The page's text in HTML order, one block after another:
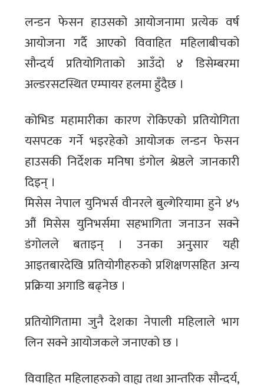
लन्डन फेसन हाउसको आयोजनामा प्रत्येक वर्ष
आयोजना गर्दै आएको विवाहित महिलाबीचको
सौन्दर्य प्रतियोगिताको आउँदो ४ डिसेम्बरमा
अल्डरसटस्थित एम्पायर हलमा हुँदैछ ।
कोभिड महामारीका कारण रोकिएको प्रतियोगिता
यसपटक गर्ने भइरहेको आयोजक लन्डन फेसन
हाउसकी निर्देशक मनिषा डंगोल श्रेष्ठले जानकारी
दिइन् ।
मिसेस नेपाल युनिभर्स वीनरले बुल्गेरियामा हुने ४५
औं मिसेस युनिभर्समा सहभागिता जनाउन सक्ने
डंगोलले बताइन् । उनका अनुसार यही
आइतबारदेखि प्रतियोगीहरुको प्रशिक्षणसहित अन्य
प्रक्रिया अगाडि बढ्नेछ ।
प्रतियोगितामा जुनै देशका नेपाली महिलाले भाग
लिन सक्ने आयोजकले जनाएको छ ।
विवाहित महिलाहरुको वाह्य तथा आन्तरिक सौन्दर्य,